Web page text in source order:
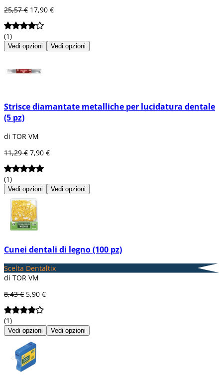
25,57 € 17,90 €
(1)
Vedi opzioni Vedi opzioni
Strisce diamantate metalliche per lucidatura dentale
(5 pz)
di TOR VM
11,29 € 7,90 €
(1)
Vedi opzioni Vedi opzioni
Cunei dentali di legno (100 pz)
Scelta Dentaltix
di TOR VM
8,43 € 5,90 €
(1)
Vedi opzioni Vedi opzioni